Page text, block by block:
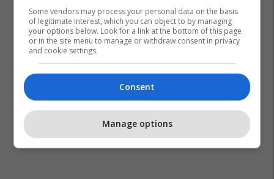
Some vendors may process your personal data on the basis
of legitimate interest, which you can object to by managing
your options below. Look for a link at the bottom of this page
or in the site menu to manage or withdraw consent in privacy
and cookie settings.
Consent
Manage options